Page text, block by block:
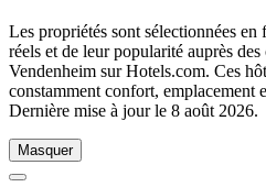
Les propriétés sont sélectionnées
réels et de leur popularité auprès
Vendenheim sur Hotels.com. Ces
constamment confort, emplacement
Dernière mise à jour le 8 août 2026.
Masquer